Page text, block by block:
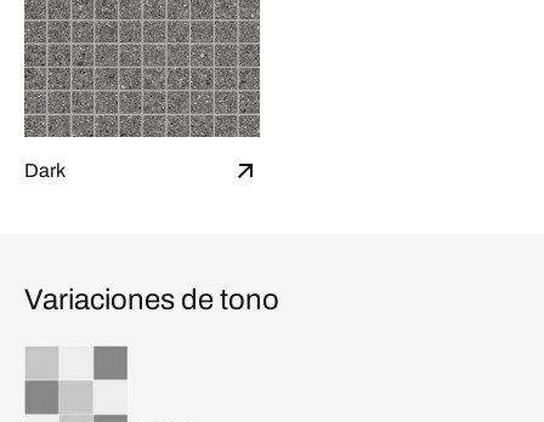
Dark
Variaciones de tono